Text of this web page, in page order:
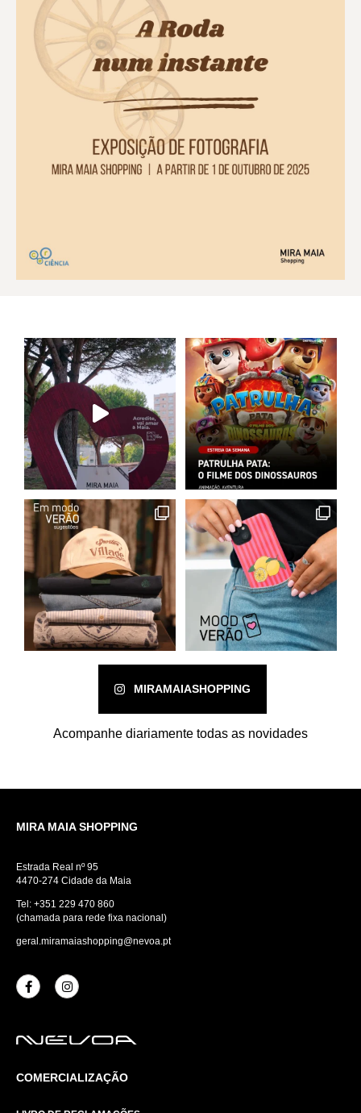
MIRAMAIASHOPPING
Acompanhe diariamente todas as novidades
MIRA MAIA SHOPPING
Estrada Real nº 95
4470-274 Cidade da Maia
Tel: +351 229 470 860
(chamada para rede fixa nacional)
geral.miramaiashopping@nevoa.pt
COMERCIALIZAÇÃO